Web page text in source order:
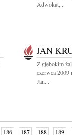
Adwokat,...
JAN
Z głębokim
czerwca 2009
Jan...
186 187 188 189